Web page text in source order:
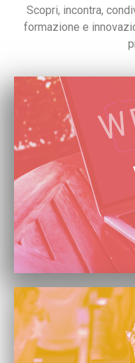
Scopri, incontra,
formazione e
Scopri i nostri